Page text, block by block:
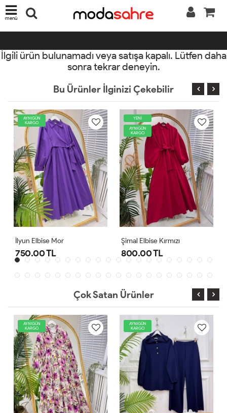
menü
İlgili ürün bulunamadı veya satışa kapalı. Lütfen daha
sonra tekrar deneyin.
Bu Ürünler İlginizi Çekebilir
YENİ
AYNIGÜN
KARGO
Şimal Elbise Kırmızı
800.00 TL
AYNIGÜN
KARGO
1,000.00 TL
Çok Satan Ürünler
AYNIGÜN
KARGO
AYNIGÜN
KARGO